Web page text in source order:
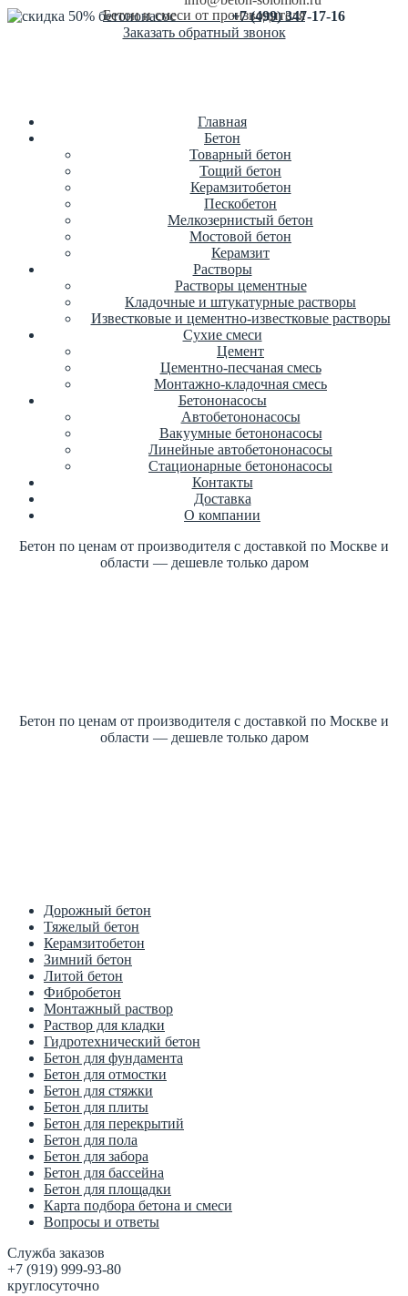
Бетон и смеси от производителя
+7 (499) 347-17-16
Заказать обратный звонок
Главная
Бетон
Товарный бетон
Тощий бетон
Керамзитобетон
Пескобетон
Мелкозернистый бетон
Мостовой бетон
Керамзит
Растворы
Растворы цементные
Кладочные и штукатурные растворы
Известковые и цементно-известковые растворы
Сухие смеси
Цемент
Цементно-песчаная смесь
Монтажно-кладочная смесь
Бетононасосы
Автобетононасосы
Вакуумные бетононасосы
Линейные автобетононасосы
Стационарные бетононасосы
Контакты
Доставка
О компании
Бетон по ценам от производителя с доставкой по Москве и
области — дешевле только даром
Бетон по ценам от производителя с доставкой по Москве и
области — дешевле только даром
Дорожный бетон
Тяжелый бетон
Керамзитобетон
Зимний бетон
Литой бетон
Фибробетон
Монтажный раствор
Раствор для кладки
Гидротехнический бетон
Бетон для фундамента
Бетон для отмостки
Бетон для стяжки
Бетон для плиты
Бетон для перекрытий
Бетон для пола
Бетон для забора
Бетон для бассейна
Бетон для площадки
Карта подбора бетона и смеси
Вопросы и ответы
Служба заказов
+7 (919) 999-93-80
круглосуточно